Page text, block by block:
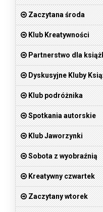
Zaczytana środa
Klub Kreatywności
Partnerstwo dla
Dyskusyjne Kluby
Klub podróżnika
Spotkania autorskie
Klub Jaworzynki
Sobota z wyobraźnią
Kreatywny czwartek
Zaczytany wtorek